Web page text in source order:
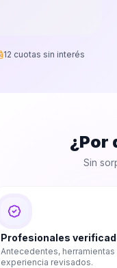
12 cuotas sin interés
¿Por
Sin
Profesionales
Antecedentes, herramientas
experiencia revisados.